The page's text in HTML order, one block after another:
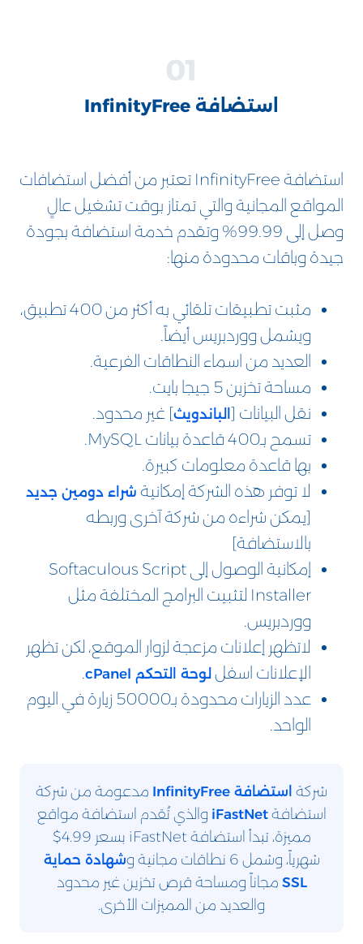
استضافة InfinityFree
استضافة InfinityFree تعتبر من أفضل استضافات
المواقع المجانية والتي تمتاز بوقت تشغيل عالٍ
وصل إلى 99.99% وتقدم خدمة استضافة بجودة
جيدة وباقات محدودة منها:
مثبت تطبيقات تلقائي به أكثر من 400 تطبيق،
ويشمل ووردبريس أيضاً.
العديد من اسماء النطاقات الفرعية.
مساحة تخزين 5 جيجا بايت.
نقل البيانات [ الباندويث] غير محدود.
تسمح بـ400 قاعدة بيانات MySQL.
بها قاعدة معلومات كبيرة.
لا توفر هذه الشركة إمكانية شراء دومين جديد
[يمكن شراءه من شركة آخرى وربطه
بالاستضافة]
إمكانية الوصول إلى Softaculous Script
Installer لتثبيت البرامج المختلفة مثل
ووردبريس.
لاتظهر إعلانات مزعجة لزوار الموقع، لكن تظهر
الإعلانات اسفل لوحة التحكم cPanel
.
عدد الزيارات محدودة بـ50000 زيارة في اليوم
الواحد.
شركة استضافة InfinityFree
مدعومة من شركة
استضافةiFastNet والذي تُقدم استضافة مواقع
مميزة، تبدأ استضافة iFastNet بسعر 4.99$
شهرياً، وشمل 6 نطاقات مجانية و
شهادة حماية
SSL مجاناً ومساحة قرص تخزين غير محدود
والعديد من المميزات الأخرى.